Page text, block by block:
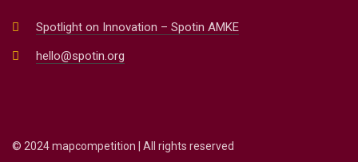
Spotlight on Innovation – Spotin AMKE
hello@spotin.org
© 2024 mapcompetition | All rights reserved